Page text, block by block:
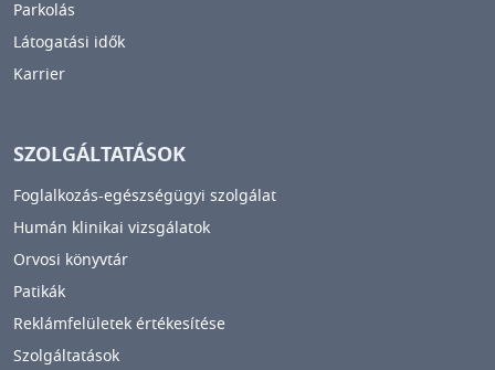
Parkolás
Látogatási idők
Karrier
SZOLGÁLTATÁSOK
Foglalkozás-egészségügyi szolgálat
Humán klinikai vizsgálatok
Orvosi könyvtár
Patikák
Reklámfelületek értékesítése
Szolgáltatások